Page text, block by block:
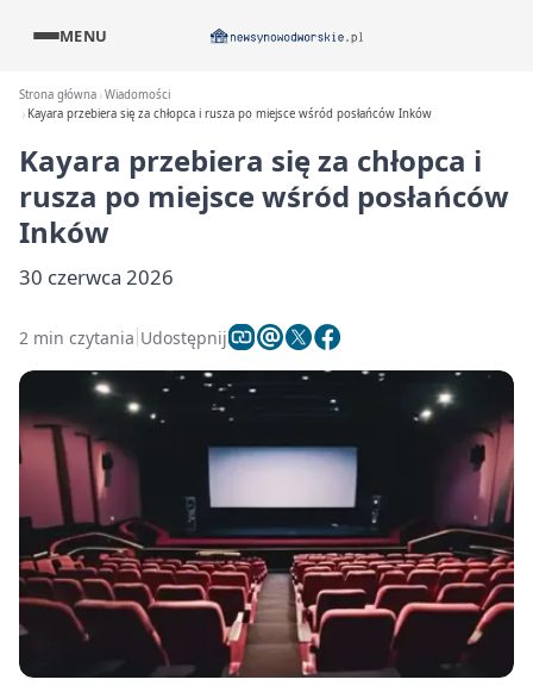
MENU
Strona główna Wiadomości
Kayara przebiera się za chłopca i rusza po miejsce wśród posłańców Inków
Kayara przebiera się za chłopca i
rusza po miejsce wśród posłańców
Inków
30 czerwca 2026
2 min czytania Udostępnij